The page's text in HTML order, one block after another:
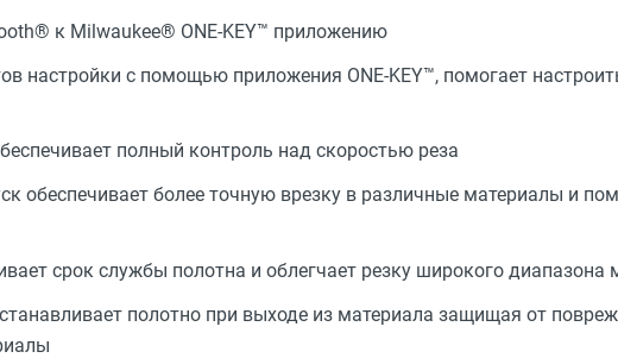
к Milwaukee® ONE-KEY™ приложению
настройки с помощью приложения ONE-KEY™, помогает
полный контроль над скоростью реза
обеспечивает более точную врезку в различные материалы и
срок службы полотна и облегчает резку широкого диапазона
полотно при выходе из материала защищая от